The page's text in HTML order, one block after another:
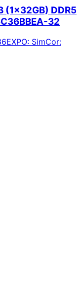
(1x32GB) DDR5
32
EXPO: SimCor: